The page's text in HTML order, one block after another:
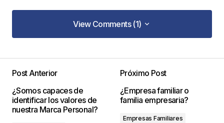
View Comments (1)
View Comments (1)
publicada. Los campos obligatorios están
marcados con*
Post Anterior
¿Somos capaces de
identificar los valores de
nuestra Marca Personal?
Próximo Post
¿Empresa familiar o
familia empresaria?
Empresas Familiares